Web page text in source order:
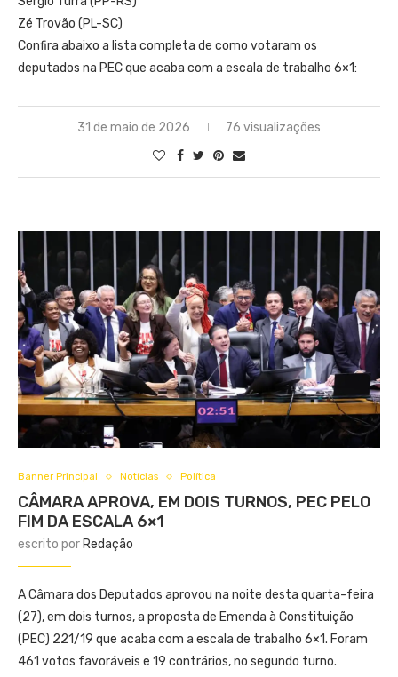
Zé Trovão (PL-SC)
Confira abaixo a lista completa de como votaram os
deputados na PEC que acaba com a escala de trabalho 6×1:
31 de maio de 2026 76 visualizações
Banner Principal Notícias Política
CÂMARA APROVA, EM DOIS TURNOS, PEC PELO
FIM DA ESCALA 6×1
escrito porRedação
A Câmara dos Deputados aprovou na noite desta quarta-feira
(27), em dois turnos, a proposta de Emenda à Constituição
(PEC) 221/19 que acaba com a escala de trabalho 6×1. Foram
461 votos favoráveis e 19 contrários, no segundo turno.